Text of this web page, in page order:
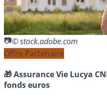
© stock.adobe.com
Offre Partenaire
🎁 Assurance Vie Lucya
fonds euros